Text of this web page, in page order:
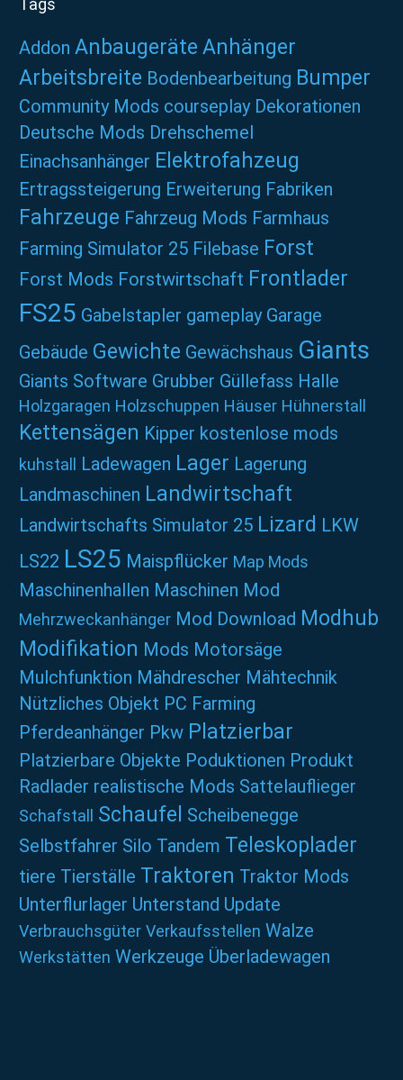
Tags
Addon Anbaugeräte Anhänger
Arbeitsbreite Bodenbearbeitung Bumper
Community Mods courseplay Dekorationen
Deutsche Mods Drehschemel
Einachsanhänger Elektrofahzeug
Ertragssteigerung Erweiterung Fabriken
Fahrzeuge Fahrzeug Mods Farmhaus
Farming Simulator 25 Filebase Forst
Forst Mods Forstwirtschaft Frontlader
FS25 Gabelstapler gameplay Garage
Gebäude Gewichte Gewächshaus Giants
Giants Software Grubber Güllefass Halle
Holzgaragen Holzschuppen Häuser Hühnerstall
Kettensägen Kipper kostenlose mods
kuhstall Ladewagen Lager Lagerung
Landmaschinen Landwirtschaft
Landwirtschafts Simulator 25 Lizard LKW
LS22 LS25 Maispflücker Map Mods
Maschinenhallen Maschinen Mod
Mehrzweckanhänger Mod Download Modhub
Modifikation Mods Motorsäge
Mulchfunktion Mähdrescher Mähtechnik
Nützliches Objekt PC Farming
Pferdeanhänger Pkw Platzierbar
Platzierbare Objekte Poduktionen Produkt
Radlader realistische Mods Sattelauflieger
Schafstall Schaufel Scheibenegge
Selbstfahrer Silo Tandem Teleskoplader
tiere Tierställe Traktoren Traktor Mods
Unterflurlager Unterstand Update
Verbrauchsgüter Verkaufsstellen Walze
Werkstätten Werkzeuge Überladewagen